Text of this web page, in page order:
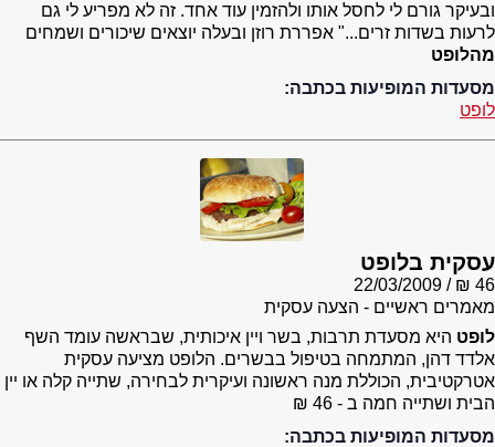
ובעיקר גורם לי לחסל אותו ולהזמין עוד אחד. זה לא מפריע לי גם
לרעות בשדות זרים..." אפררת רוזן ובעלה יוצאים שיכורים ושמחים
מהלופט
מסעדות המופיעות בכתבה:
לופט
עסקית בלופט
46 ₪
22/03/2009
מאמרים ראשיים - הצעה עסקית
לופט היא מסעדת תרבות, בשר ויין איכותית, שבראשה עומד השף
אלדד דהן, המתמחה בטיפול בבשרים. הלופט מציעה עסקית
אטרקטיבית, הכוללת מנה ראשונה ועיקרית לבחירה, שתייה קלה או יין
הבית ושתייה חמה ב - 46 ₪
מסעדות המופיעות בכתבה: